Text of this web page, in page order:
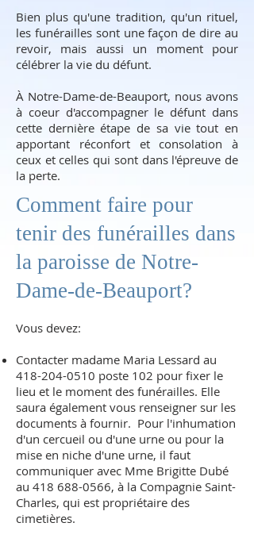
Bien plus qu'une tradition, qu'un rituel,
les funérailles sont une façon de dire au
revoir, mais aussi un moment pour
célébrer la vie du défunt.
À Notre-Dame-de-Beauport, nous avons
à coeur d'accompagner le défunt dans
cette dernière étape de sa vie tout en
apportant réconfort et consolation à
ceux et celles qui sont dans l'épreuve de
la perte.
Comment faire pour
tenir des funérailles dans
la paroisse de Notre-
Dame-de-Beauport?
Vous devez:
Contacter madame Maria Lessard au
418-204-0510 poste 102 pour fixer le
lieu et le moment des funérailles. Elle
saura également vous renseigner sur les
documents à fournir. Pour l'inhumation
d'un cercueil ou d'une urne ou pour la
mise en niche d'une urne, il faut
communiquer avec Mme Brigitte Dubé
au 418 688-0566, à la Compagnie Saint-
Charles, qui est propriétaire des
cimetières.